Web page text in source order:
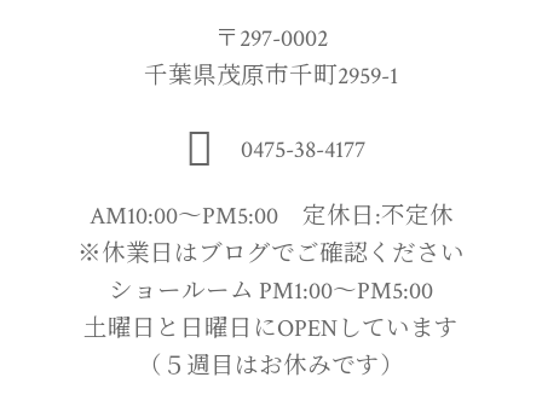
〒297-0002
千葉県茂原市千町2959-1
0475-38-4177
AM10:00〜PM5:00 定休日:不定休
※休業日はブログでご確認ください
ショールーム PM1:00〜PM5:00
土曜日と日曜日にOPENしています
（５週目はお休みです）